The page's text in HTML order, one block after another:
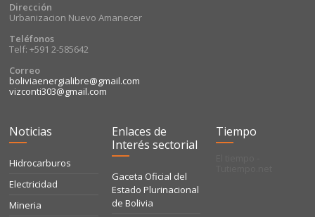
Dirección
Urbanizacion Nuevo Amanecer
Teléfonos
Telf: +591 2-585642
Correo
boliviaenergialibre@gmail.com
vizconti303@gmail.com
Noticias
Hidrocarburos
Electricidad
Mineria
Enlaces de
Interés sectorial
Gaceta Oficial del
Estado Plurinacional
de Bolivia
Tiempo